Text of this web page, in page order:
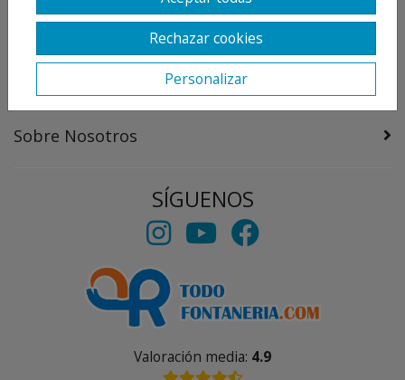
Sobre Nosotros
SÍGUENOS
Valoración media: 4.9
Rechazar cookies
Personalizar